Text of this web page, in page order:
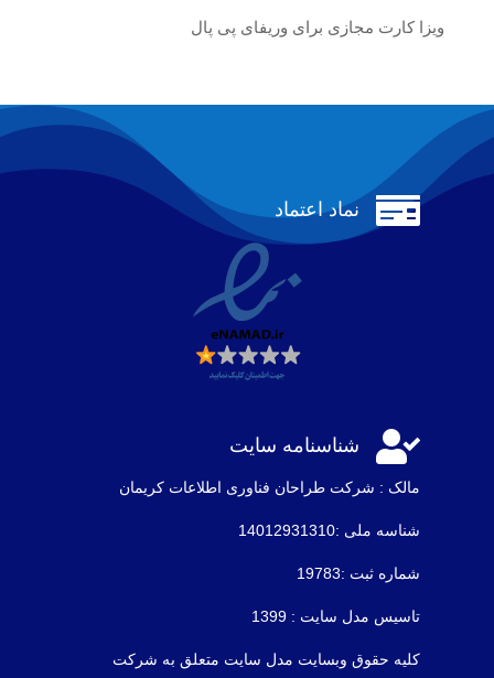
ویزا کارت مجازی برای وریفای پی پال
 نماد اعتماد
 شناسنامه سایت
مالک : شرکت طراحان فناوری اطلاعات كريمان
شناسه ملی :14012931310
شماره ثبت :19783
تاسیس مدل سایت : 1399
کلیه حقوق وبسایت مدل سایت متعلق به شرکت